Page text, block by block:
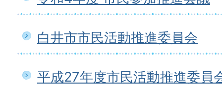
白井市市民活動推進委員会
平成27年度市民活動推進委員